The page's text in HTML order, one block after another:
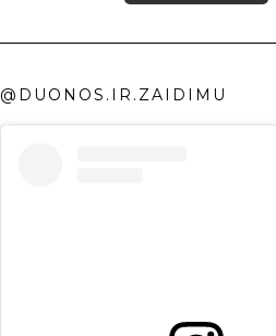
@DUONOS.IR.ZAIDIMU